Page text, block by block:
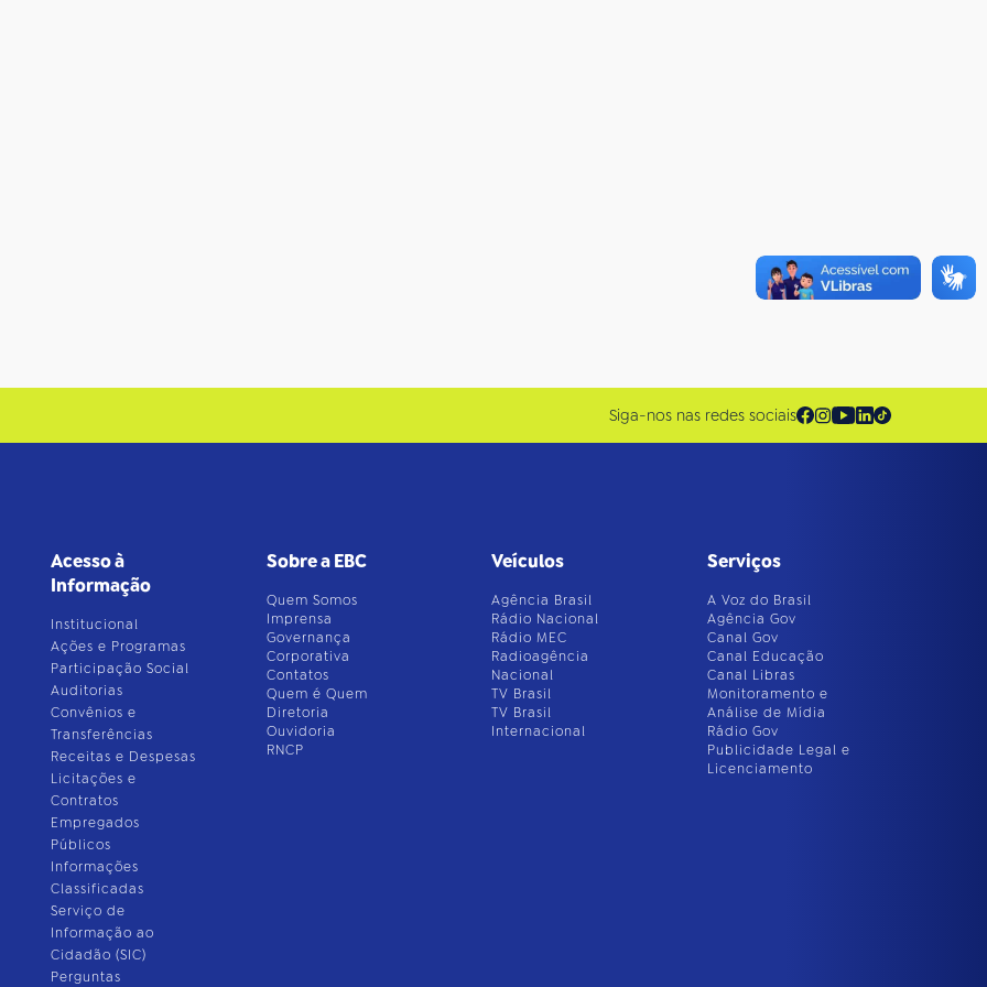
Siga-nos nas redes sociais
Acesso à
Informação
Institucional
Ações e Programas
Participação Social
Auditorias
Convênios e
Transferências
Receitas e Despesas
Licitações e
Contratos
Empregados
Públicos
Informações
Classificadas
Serviço de
Informação ao
Cidadão (SIC)
Perguntas
Sobre a EBC
Quem Somos
Imprensa
Governança
Corporativa
Contatos
Quem é Quem
Diretoria
Ouvidoria
RNCP
Veículos
Agência Brasil
Rádio Nacional
Rádio MEC
Radioagência
Nacional
TV Brasil
TV Brasil
Internacional
Serviços
A Voz do Brasil
Agência Gov
Canal Gov
Canal Educação
Canal Libras
Monitoramento e
Análise de Mídia
Rádio Gov
Publicidade Legal e
Licenciamento